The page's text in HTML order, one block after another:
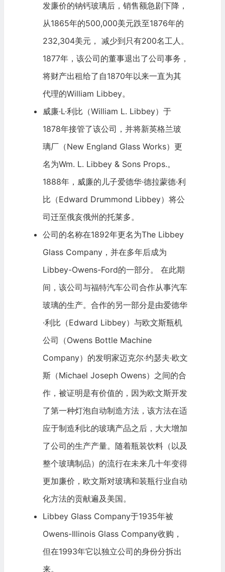
发廉价的钠钙玻璃后，销售额急剧下降，
从1865年的500,000美元跌至1876年的
232,304美元， 减少到只有200名工人。
1877年，该公司的董事退出了公司事务，
将财产出租给了自1870年以来一直为其
代理的William Libbey。
威廉·L·利比（William L. Libbey）于
1878年接管了该公司，并将新英格兰玻
璃厂（New England Glass Works）更
名为Wm. L. Libbey & Sons Props.。
1888年，威廉的儿子爱德华·德拉蒙德·利
比（Edward Drummond Libbey）将公
司迁至俄亥俄州的托莱多。
公司的名称在1892年更名为The Libbey
Glass Company，并在多年后成为
Libbey-Owens-Ford的一部分。 在此期
间，该公司与福特汽车公司合作从事汽车
玻璃的生产。合作的另一部分是由爱德华
·利比（Edward Libbey）与欧文斯瓶机
公司（Owens Bottle Machine
Company）的发明家迈克尔·约瑟夫·欧文
斯（Michael Joseph Owens）之间的合
作，被证明是有价值的，因为欧文斯开发
了第一种灯泡自动制造方法，该方法在适
应于制造利比的玻璃产品之后，大大增加
了公司的生产产量。随着瓶装饮料（以及
整个玻璃制品）的流行在未来几十年变得
更加廉价，欧文斯对玻璃和装瓶行业自动
化方法的贡献遍及美国。
Libbey Glass Company于1935年被
Owens-Illinois Glass Company收购，
但在1993年它以独立公司的身份分拆出
来。